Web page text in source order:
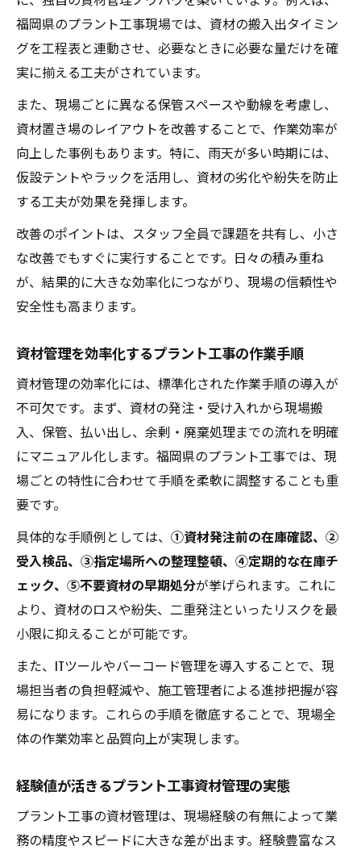
福岡県のプラント工事現場では、資材の搬入出タイミン
グを工程表と連動させ、必要なときに必要な量だけを確
実に揃える工夫がされています。
また、現場ごとに異なる保管スペースや動線を考慮し、
資材置き場のレイアウトを改善することで、作業効率が
向上した事例もあります。特に、雨天が多い時期には、
仮設テントやラックを活用し、資材の劣化や紛失を防止
する工夫が効果を発揮します。
改善のポイントは、スタッフ全員で課題を共有し、小さ
な改善でもすぐに実行することです。日々の積み重ね
が、結果的に大きな効率化につながり、現場の信頼性や
安全性も高まります。
資材管理を効率化するプラント工事の作業手順
資材管理の効率化には、標準化された作業手順の導入が
不可欠です。まず、資材の発注・受け入れから現場搬
入、保管、払い出し、余剰・廃棄処理までの流れを明確
にマニュアル化します。福岡県のプラント工事では、現
場ごとの特性に合わせて手順を柔軟に調整することも重
要です。
具体的な手順例としては、 ①資材発注前の在庫確認、②
受入検品、③指定場所への整理整頓、④定期的な在庫チ
ェック、⑤不要資材の早期処分が挙げられます。これに
より、資材のロスや紛失、二重発注といったリスクを最
小限に抑えることが可能です。
また、ITツールやバーコード管理を導入することで、現
場担当者の負担軽減や、施工管理者による進捗把握が容
易になります。これらの手順を徹底することで、現場全
体の作業効率と品質向上が実現します。
経験値が活きるプラント工事資材管理の実態
プラント工事の資材管理は、現場経験の有無によって業
務の精度やスピードに大きな差が出ます。経験豊富なス